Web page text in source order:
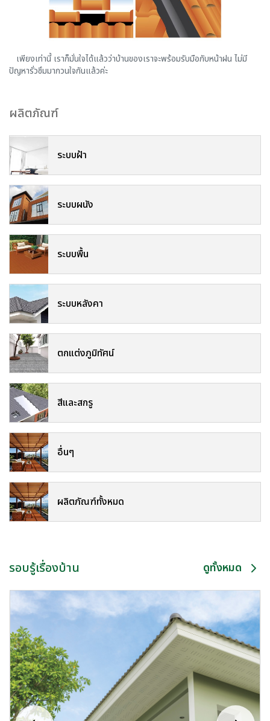
เพียงเท่านี้ เราก็มั่นใจได้แล้วว่าบ้านของเราจะพร้อมรับมือกับหน้าฝน ไม่มี
ปัญหารั่วซึมมากวนใจกันแล้วค่ะ
ผลิตภัณฑ์
ระบบฝ้า
ระบบผนัง
ระบบพื้น
ระบบหลังคา
ตกแต่งภูมิทัศน์
สีและสกรู
อื่นๆ
ผลิตภัณฑ์ทั้งหมด
รอบรู้เรื่องบ้าน ดูทั้งหมด